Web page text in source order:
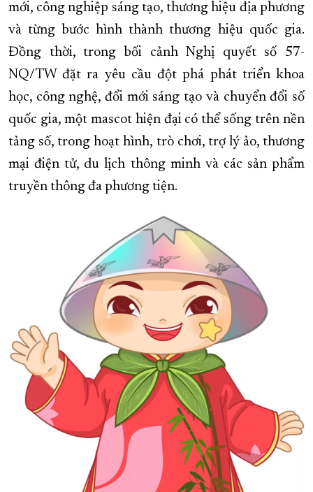
mới, công nghiệp sáng tạo, thương hiệu địa phương
và từng bước hình thành thương hiệu quốc gia.
Đồng thời, trong bối cảnh Nghị quyết số 57-
NQ/TW đặt ra yêu cầu đột phá phát triển khoa
học, công nghệ, đổi mới sáng tạo và chuyển đổi số
quốc gia, một mascot hiện đại có thể sống trên nền
tảng số, trong hoạt hình, trò chơi, trợ lý ảo, thương
mại điện tử, du lịch thông minh và các sản phẩm
truyền thông đa phương tiện.